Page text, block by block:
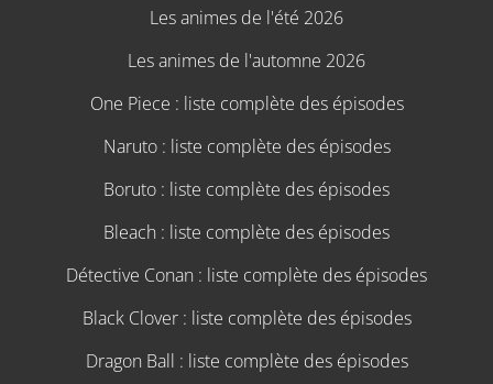
Les animes de l'été 2026
Les animes de l'automne 2026
One Piece : liste complète des épisodes
Naruto : liste complète des épisodes
Boruto : liste complète des épisodes
Bleach : liste complète des épisodes
Détective Conan : liste complète des épisodes
Black Clover : liste complète des épisodes
Dragon Ball : liste complète des épisodes